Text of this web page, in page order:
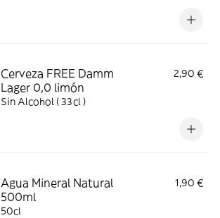
Cerveza FREE Damm
Lager 0,0 limón
2,90 €
Sin Alcohol ( 33cl )
Agua Mineral Natural
500ml
1,90 €
50cl